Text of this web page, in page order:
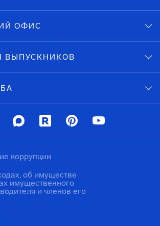
ОФИС
ВЫПУСКНИКОВ
коррупции
об имуществе
имущественного
и членов его